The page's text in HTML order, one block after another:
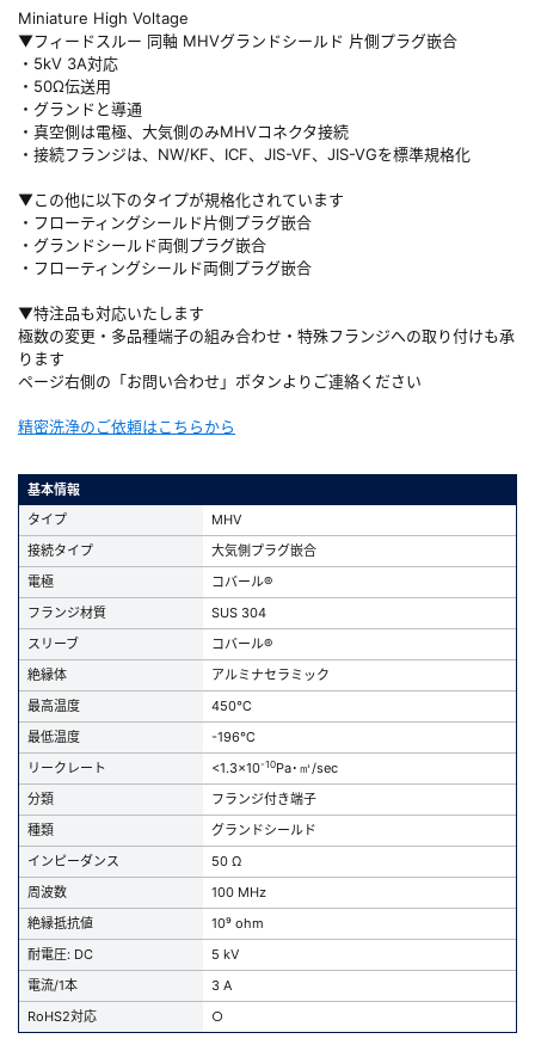
Miniature High Voltage
▼フィードスルー 同軸 MHVグランドシールド 片側プラグ嵌合
・5kV 3A対応
・50Ω伝送用
・グランドと導通
・真空側は電極、大気側のみMHVコネクタ接続
・接続フランジは、NW/KF、ICF、JIS-VF、JIS-VGを標準規格化
▼この他に以下のタイプが規格化されています
・フローティングシールド片側プラグ嵌合
・グランドシールド両側プラグ嵌合
・フローティングシールド両側プラグ嵌合
▼特注品も対応いたします
極数の変更・多品種端子の組み合わせ・特殊フランジへの取り付けも承
ります
ページ右側の「お問い合わせ」ボタンよりご連絡ください
精密洗浄のご依頼はこちらから
基本情報
タイプ
MHV
接続タイプ
大気側プラグ嵌合
電極
コバール®
フランジ材質
SUS 304
スリーブ
コバール®
絶縁体
アルミナセラミック
最高温度
450℃
最低温度
-196℃
リークレート
<1.3x10-10Pa･㎥/sec
分類
フランジ付き端子
種類
グランドシールド
インピーダンス
50 Ω
周波数
100 MHz
絶縁抵抗値
10⁹ ohm
耐電圧: DC
5 kV
電流/1本
3 A
RoHS2対応
○